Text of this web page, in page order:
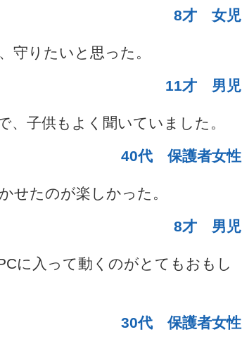
8才 女児
守りたいと思った。
11才 男児
子供もよく聞いていました。
40代 保護者女性
せたのが楽しかった。
8才 男児
に入って動くのがとてもおもし
30代 保護者女性